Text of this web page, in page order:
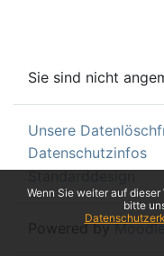
Wenn Sie weiter auf
bitte
Sie sind nicht
Unsere
Datenschutzinfos
Standarddesign
Powered by